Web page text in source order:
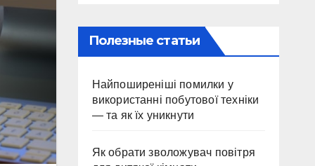
Полезные статьи
Найпоширеніші помилки у
використанні побутової техніки
— та як їх уникнути
Як обрати зволожувач повітря